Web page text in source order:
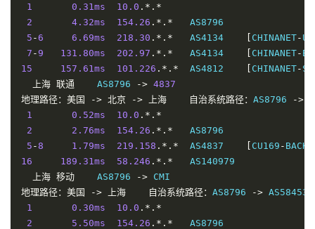
1
0.31ms 10.0 .*.*
2
4.32ms 154.26 .*.*
5 -6 6.69ms 218.30 .*.*
   AS4134
[ CHINANET- US
7 -9 131.80ms 202.97 .*.*
   AS4134
[ CHINANET- BB
15
157.61ms 101.226 .*.*
  AS4812
[ CHINANET- SH
上海 联通
    AS8796
-> 4837
地理路径：美国
-> 北京 -> 上海 自治系统路径： AS8796 ->
1
0.52ms 10.0 .*.*
2
2.76ms 154.26 .*.*
5 -8 1.79ms 219.158 .*.*
  AS4837
[ CU169 -
16
189.31ms 58.246 .*.*
上海 移动
    AS8796
->
地理路径：美国
-> 上海 自治系统路径： AS8796 -> AS58453
1
0.30ms 10.0 .*.*
2
5.50ms 154.26 .*.*